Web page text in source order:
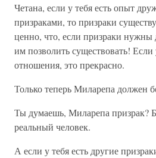
Четана, если у тебя есть опыт
призраками, то призраки
ценно, что, если призраки нужны
им позволить существовать! Если
отношения, это прекрасно.
Только теперь Миларепа должен
Ты думаешь, Миларепа призрак?
реальный человек.
А если у тебя есть другие